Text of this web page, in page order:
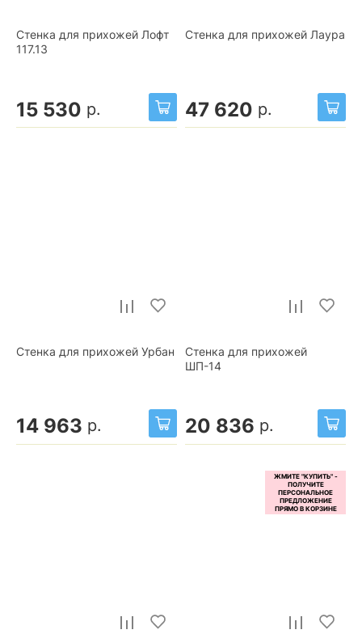
Стенка для прихожей Лофт
117.13
15 530 р.
Стенка для прихожей Лаура
47 620 р.
Стенка для прихожей Урбан
14 963 р.
Стенка для прихожей
ШП-14
20 836 р.